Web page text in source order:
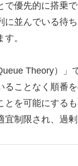
優先的に搭乗
並んでいる待
。
Theory）
ことなく順番
とを可能にする
制限され、過